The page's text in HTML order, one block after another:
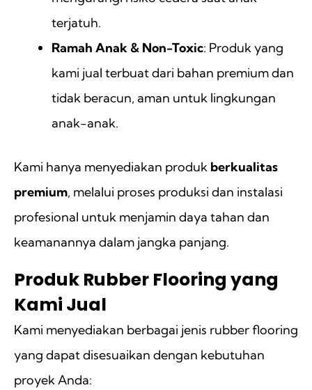
terjatuh.
Ramah Anak & Non-Toxic: Produk yang
kami jual terbuat dari bahan premium dan
tidak beracun, aman untuk lingkungan
anak-anak.
Kami hanya menyediakan produk berkualitas
premium, melalui proses produksi dan instalasi
profesional untuk menjamin daya tahan dan
keamanannya dalam jangka panjang.
Produk Rubber Flooring yang
Kami Jual
Kami menyediakan berbagai jenis rubber flooring
yang dapat disesuaikan dengan kebutuhan
proyek Anda: